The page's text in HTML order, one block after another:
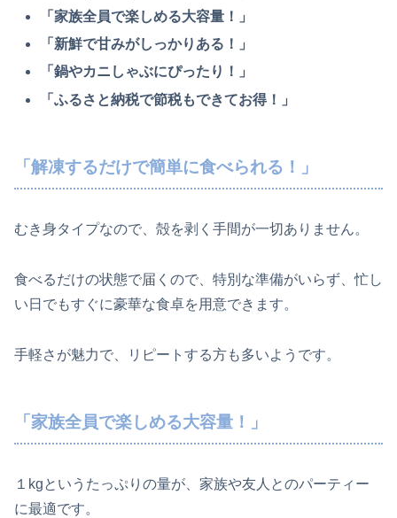
「家族全員で楽しめる大容量！」
「新鮮で甘みがしっかりある！」
「鍋やカニしゃぶにぴったり！」
「ふるさと納税で節税もできてお得！」
「解凍するだけで簡単に食べられる！」
むき身タイプなので、殻を剥く手間が一切ありません。
食べるだけの状態で届くので、特別な準備がいらず、忙し
い日でもすぐに豪華な食卓を用意できます。
手軽さが魅力で、リピートする方も多いようです。
「家族全員で楽しめる大容量！」
１kgというたっぷりの量が、家族や友人とのパーティー
に最適です。